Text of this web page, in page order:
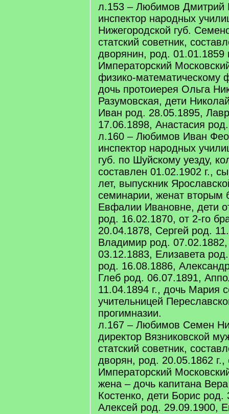
л.153 – Любимов Дмитрий
инспектор народных
Нижегородской губ.
статский советник,
дворянин, род. 01.01.1859
Императорский
физико-математическому
дочь протоиерея Ольга
Разумовская, дети
Иван род. 28.05.1895,
17.06.1898, Анастасия
л.160 – Любимов Иван
инспектор народных
губ. по Шуйскому уезду,
составлен 01.02.1902 г.,
лет, выпускник
семинарии, женат вторым
Евфалии Ивановне, дети
род. 16.02.1870, от 2-го
20.04.1878, Сергей род.
Владимир род.
03.12.1883, Елизавета
род. 16.08.1886,
Глеб род. 06.07.1891,
11.04.1894 г., дочь Мария
учительницей
прогимназии.
л.167 – Любимов Семен
директор Вязниковской
статский советник,
дворян, род. 20.05.1862 г.,
Императорский
жена – дочь капитана
Костенко, дети Борис род.
Алексей род. 29.09.1900,